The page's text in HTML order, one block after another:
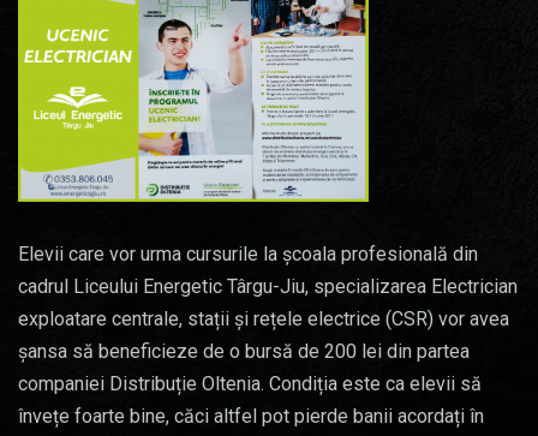
Elevii care vor urma cursurile la școala profesională din
cadrul Liceului Energetic Târgu-Jiu, specializarea Electrician
exploatare centrale, stații și rețele electrice (CSR) vor avea
șansa să beneficieze de o bursă de 200 lei din partea
companiei Distribuție Oltenia. Condiția este ca elevii să
învețe foarte bine, căci altfel pot pierde banii acordați în